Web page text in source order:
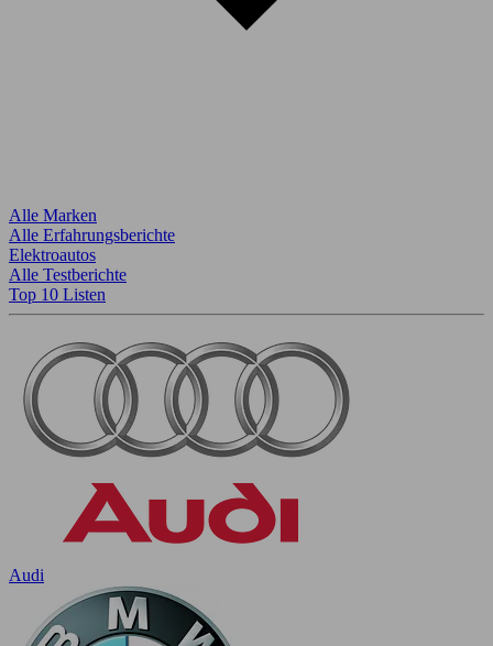
Alle Marken
Alle Erfahrungsberichte
Elektroautos
Alle Testberichte
Top 10 Listen
Audi